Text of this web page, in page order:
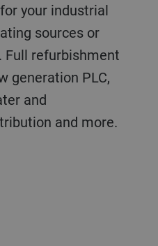
your industrial
sources or
Full refurbishment
generation PLC,
and
and more.